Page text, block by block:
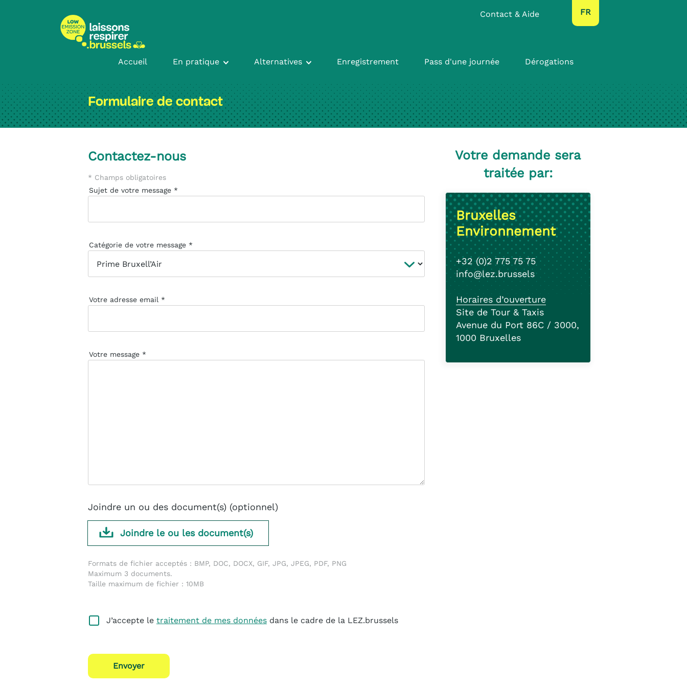
Contact & Aide FR
Accueil En pratique Alternatives Enregistrement Pass d'une journée Dérogations
Formulaire de contact
Contactez-nous
* Champs obligatoires
Sujet de votre message
Catégorie de votre message
Votre adresse email
Votre message
Joindre un ou des document(s) (optionnel)
Joindre le ou les document(s)
Formats de fichier acceptés : BMP, DOC, DOCX, GIF, JPG, JPEG, PDF, PNG
Maximum 3 documents.
Taille maximum de fichier : 10MB
J’accepte le traitement de mes données dans le cadre de la LEZ.brussels
Envoyer
Votre demande sera
traitée par:
Bruxelles
Environnement
+32 (0)2 775 75 75
info@lez.brussels
Horaires d’ouverture
Site de Tour & Taxis
Avenue du Port 86C / 3000,
1000 Bruxelles